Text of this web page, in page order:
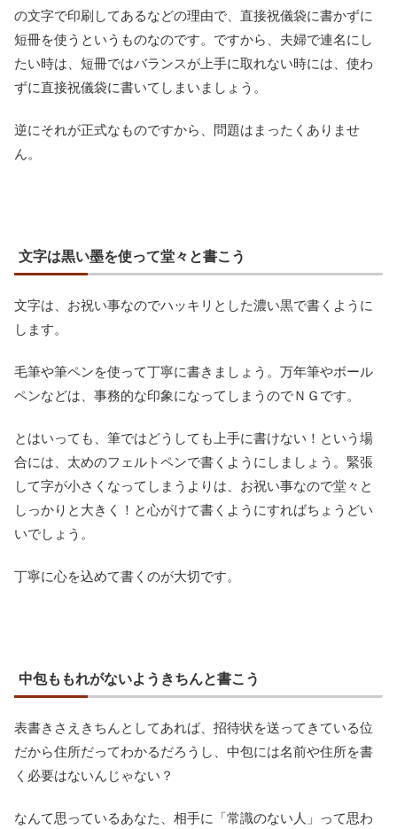
の文字で印刷してあるなどの理由で、直接祝儀袋に書かずに
短冊を使うというものなのです。ですから、夫婦で連名にし
たい時は、短冊ではバランスが上手に取れない時には、使わ
ずに直接祝儀袋に書いてしまいましょう。
逆にそれが正式なものですから、問題はまったくありませ
ん。
文字は黒い墨を使って堂々と書こう
文字は、お祝い事なのでハッキリとした濃い黒で書くように
します。
毛筆や筆ペンを使って丁寧に書きましょう。万年筆やボール
ペンなどは、事務的な印象になってしまうのでＮＧです。
とはいっても、筆ではどうしても上手に書けない！という場
合には、太めのフェルトペンで書くようにしましょう。緊張
して字が小さくなってしまうよりは、お祝い事なので堂々と
しっかりと大きく！と心がけて書くようにすればちょうどい
いでしょう。
丁寧に心を込めて書くのが大切です。
中包ももれがないようきちんと書こう
表書きさえきちんとしてあれば、招待状を送ってきている位
だから住所だってわかるだろうし、中包には名前や住所を書
く必要はないんじゃない？
なんて思っているあなた、相手に「常識のない人」って思わ